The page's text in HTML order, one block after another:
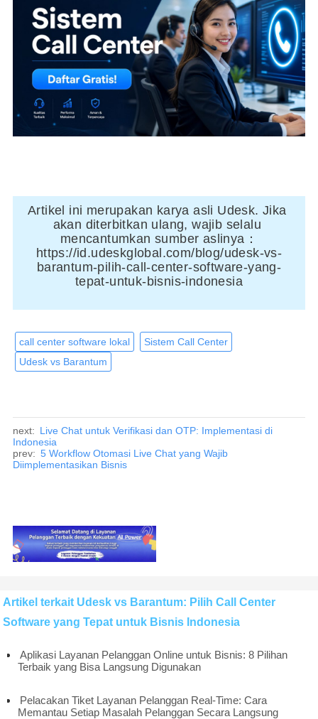
Artikel ini merupakan karya asli Udesk. Jika
akan diterbitkan ulang, wajib selalu
mencantumkan sumber aslinya：
https://id.udeskglobal.com/blog/udesk-vs-
barantum-pilih-call-center-software-yang-
tepat-untuk-bisnis-indonesia
call center software lokal
Sistem Call Center
Udesk vs Barantum
next: Live Chat untuk Verifikasi dan OTP: Implementasi di
Indonesia
prev: 5 Workflow Otomasi Live Chat yang Wajib
Diimplementasikan Bisnis
Artikel terkait Udesk vs Barantum: Pilih Call Center
Software yang Tepat untuk Bisnis Indonesia
Aplikasi Layanan Pelanggan Online untuk Bisnis: 8 Pilihan
Terbaik yang Bisa Langsung Digunakan
Pelacakan Tiket Layanan Pelanggan Real-Time: Cara
Memantau Setiap Masalah Pelanggan Secara Langsung